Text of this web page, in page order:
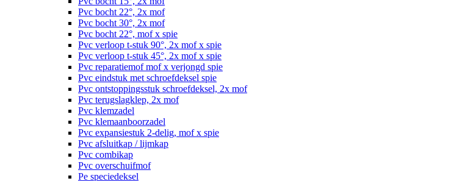
Pvc bocht 22°, 2x mof
Pvc bocht 30°, 2x mof
Pvc bocht 22°, mof x spie
Pvc verloop t-stuk 90°, 2x mof x spie
Pvc verloop t-stuk 45°, 2x mof x spie
Pvc reparatiemof mof x verjongd spie
Pvc eindstuk met schroefdeksel spie
Pvc ontstoppingsstuk schroefdeksel, 2x mof
Pvc terugslagklep, 2x mof
Pvc klemzadel
Pvc klemaanboorzadel
Pvc expansiestuk 2-delig, mof x spie
Pvc afsluitkap / lijmkap
Pvc combikap
Pvc overschuifmof
Pe speciedeksel